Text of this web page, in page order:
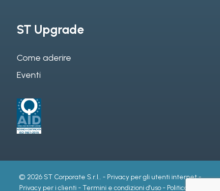
ST Upgrade
Come aderire
Eventi
© 2026 ST Corporate S.r.l.. - Privacy per gli utenti internet-
Privacy per i clienti -Termini e condizioni d'uso- Politica per